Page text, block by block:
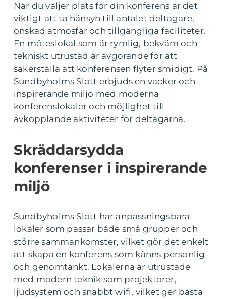
När du väljer plats för din konferens är det
viktigt att ta hänsyn till antalet deltagare,
önskad atmosfär och tillgängliga faciliteter.
En möteslokal som är rymlig, bekväm och
tekniskt utrustad är avgörande för att
säkerställa att konferensen flyter smidigt. På
Sundbyholms Slott erbjuds en vacker och
inspirerande miljö med moderna
konferenslokaler och möjlighet till
avkopplande aktiviteter för deltagarna.
Skräddarsydda
konferenser i inspirerande
miljö
Sundbyholms Slott har anpassningsbara
lokaler som passar både små grupper och
större sammankomster, vilket gör det enkelt
att skapa en konferens som känns personlig
och genomtänkt. Lokalerna är utrustade
med modern teknik som projektorer,
ljudsystem och snabbt wifi, vilket ger bästa